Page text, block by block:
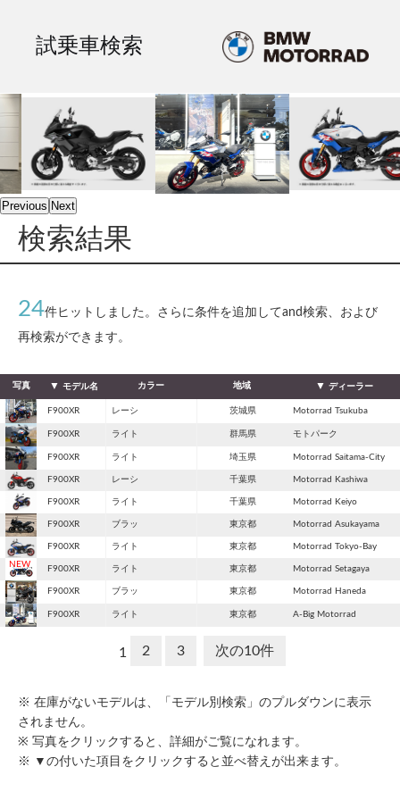
試乗車検索
Previous Next
検索結果
24件ヒットしました。さらに条件を追加してand検索、および
再検索ができます。
写真 モデル名 カラー 地域 ディーラー
F900XR レーシ 茨城県 Motorrad Tsukuba
F900XR ライト 群馬県 モトパーク
F900XR ライト 埼玉県 Motorrad Saitama-City
F900XR レーシ 千葉県 Motorrad Kashiwa
F900XR ライト 千葉県 Motorrad Keiyo
F900XR ブラッ 東京都 Motorrad Asukayama
F900XR ライト 東京都 Motorrad Tokyo-Bay
F900XR ライト 東京都 Motorrad Setagaya
F900XR ブラッ 東京都 Motorrad Haneda
F900XR ライト 東京都 A-Big Motorrad
1 2 3 次の10件
※ 在庫がないモデルは、「モデル別検索」のプルダウンに表示
されません。
※ 写真をクリックすると、詳細がご覧になれます。
※ ▼の付いた項目をクリックすると並べ替えが出来ます。